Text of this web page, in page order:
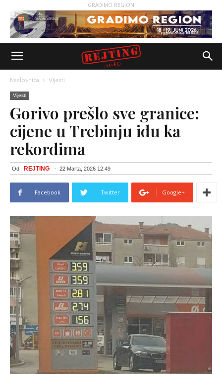
GRADIMO REGION
Naslovnica Vijesti
Vijesti
Gorivo prešlo sve granice:
cijene u Trebinju idu ka
rekordima
Od REJTING - 22 Marta, 2026 12:49
Facebook Twitter Google+